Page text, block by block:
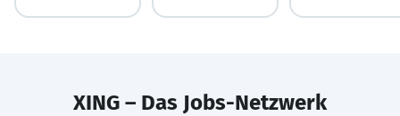
XING – Das Jobs-Netzwerk